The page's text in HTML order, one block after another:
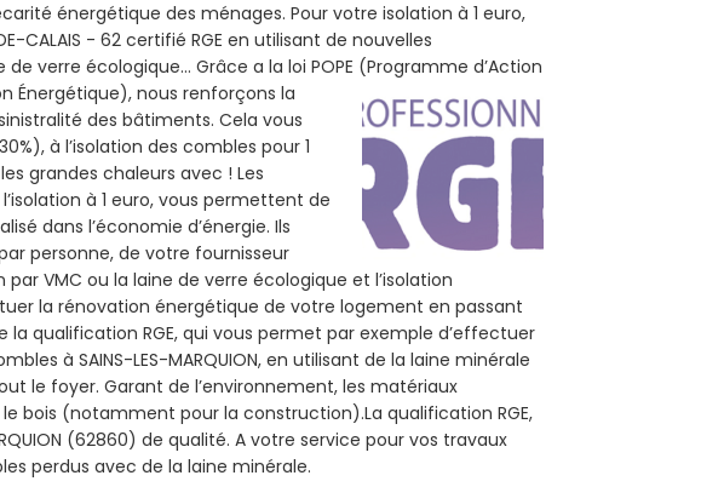
énergétique des ménages. Pour votre isolation à 1 euro,
CALAIS - 62 certifié RGE en utilisant de nouvelles
verre écologique... Grâce a la loi POPE (Programme d’Action
Énergétique), nous renforçons la
des bâtiments. Cela vous
à l’isolation des combles pour 1
grandes chaleurs avec ! Les
l’isolation à 1 euro, vous permettent de
dans l’économie d’énergie. Ils
personne, de votre fournisseur
VMC ou la laine de verre écologique et l’isolation
la rénovation énergétique de votre logement en passant
la qualification RGE, qui vous permet par exemple d’effectuer
à SAINS-LES-MARQUION, en utilisant de la laine minérale
le foyer. Garant de l’environnement, les matériaux
bois (notamment pour la construction).La qualification RGE,
(62860) de qualité. A votre service pour vos travaux
perdus avec de la laine minérale.